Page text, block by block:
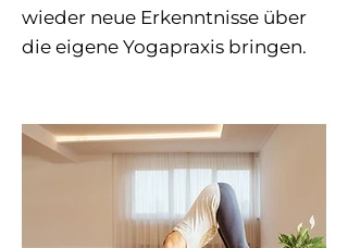
wieder neue Erkenntnisse über
die eigene Yogapraxis bringen.